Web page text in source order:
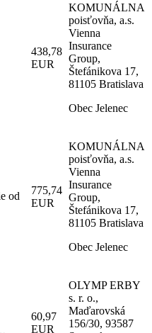
438,78
EUR
KOMUNÁLNA
poisťovňa, a.s.
Vienna
Insurance
Group,
Štefánikova 17,
81105 Bratislava
Obec Jelenec
od
775,74
EUR
KOMUNÁLNA
poisťovňa, a.s.
Vienna
Insurance
Group,
Štefánikova 17,
81105 Bratislava
Obec Jelenec
60,97
EUR
OLYMP ERBY
s. r. o.,
Maďarovská
156/30, 93587